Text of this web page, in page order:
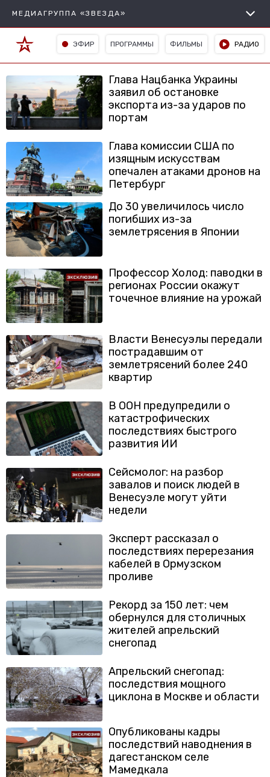
МЕДИАГРУППА «ЗВЕЗДА»
ЭФИР ПРОГРАММЫ ФИЛЬМЫ РАДИО
Глава Нацбанка Украины
заявил об остановке
экспорта из-за ударов по
портам
Глава комиссии США по
изящным искусствам
опечален атаками дронов на
Петербург
До 30 увеличилось число
погибших из-за
землетрясения в Японии
Профессор Холод: паводки в
регионах России окажут
точечное влияние на урожай
Власти Венесуэлы передали
пострадавшим от
землетрясений более 240
квартир
В ООН предупредили о
катастрофических
последствиях быстрого
развития ИИ
Сейсмолог: на разбор
завалов и поиск людей в
Венесуэле могут уйти
недели
Эксперт рассказал о
последствиях перерезания
кабелей в Ормузском
проливе
Рекорд за 150 лет: чем
обернулся для столичных
жителей апрельский
снегопад
Апрельский снегопад:
последствия мощного
циклона в Москве и области
Опубликованы кадры
последствий наводнения в
дагестанском селе
Мамедкала